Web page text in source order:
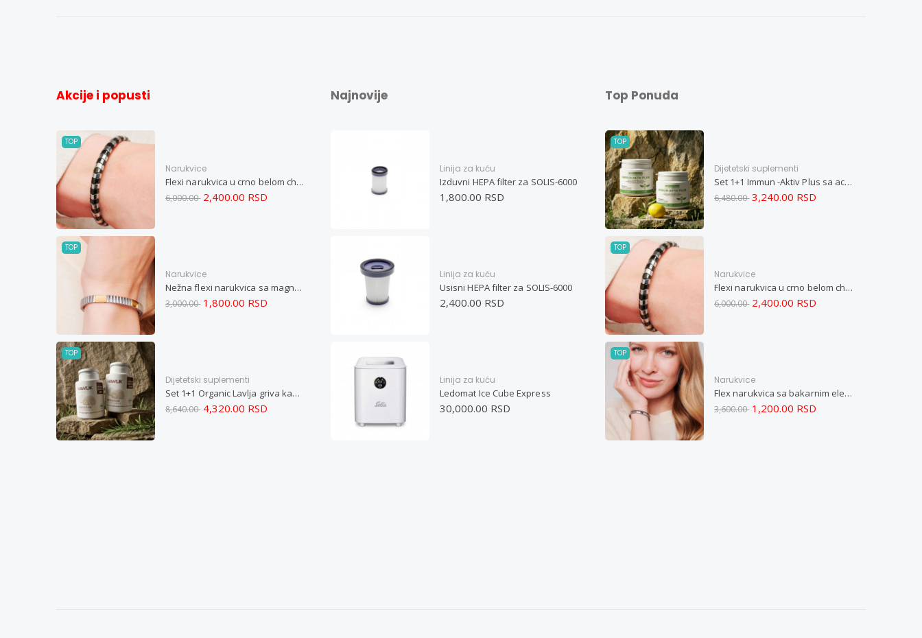
Akcije i popusti
TOP
Narukvice
Flexi narukvica u crno belom chevron dizajnu M
6,000.00 2,400.00 RSD
TOP
Narukvice
Nežna flexi narukvica sa magnetima i elementima u boji zlata i bakrom M
3,000.00 1,800.00 RSD
TOP
Dijetetski suplementi
Set 1+1 Organic Lavlja griva kapsule -Hericium ekstrakt 60
8,640.00 4,320.00 RSD
Najnovije
Linija za kuću
Izduvni HEPA filter za SOLIS-6000
1,800.00 RSD
Linija za kuću
Usisni HEPA filter za SOLIS-6000
2,400.00 RSD
Linija za kuću
Ledomat Ice Cube Express
30,000.00 RSD
Top Ponuda
TOP
Dijetetski suplementi
Set 1+1 Immun -Aktiv Plus sa acerolom i cinkom
6,480.00 3,240.00 RSD
TOP
Narukvice
Flexi narukvica u crno belom chevron dizajnu M
6,000.00 2,400.00 RSD
TOP
Narukvice
Flex narukvica sa bakarnim elementima M
3,600.00 1,200.00 RSD